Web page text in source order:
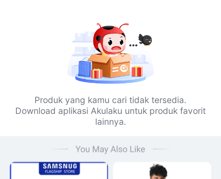
Produk yang kamu cari tidak tersedia.
Download aplikasi Akulaku untuk produk favorit
lainnya.